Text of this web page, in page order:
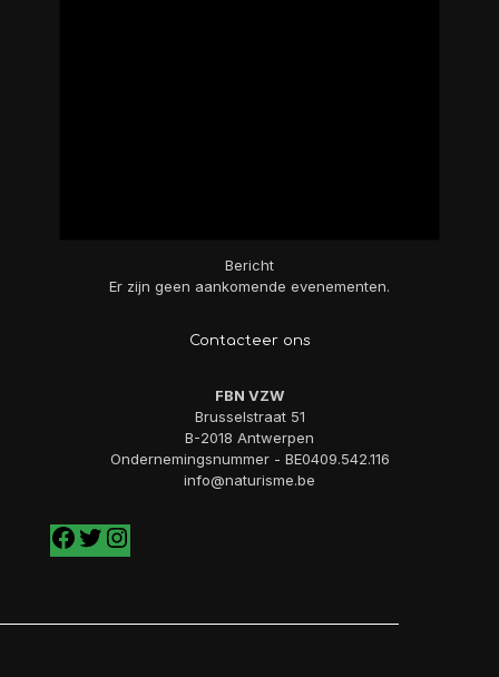
Bericht
Er zijn geen aankomende evenementen.
Contacteer ons
FBN VZW
Brusselstraat 51
B-2018 Antwerpen
Ondernemingsnummer - BE0409.542.116
info@naturisme.be